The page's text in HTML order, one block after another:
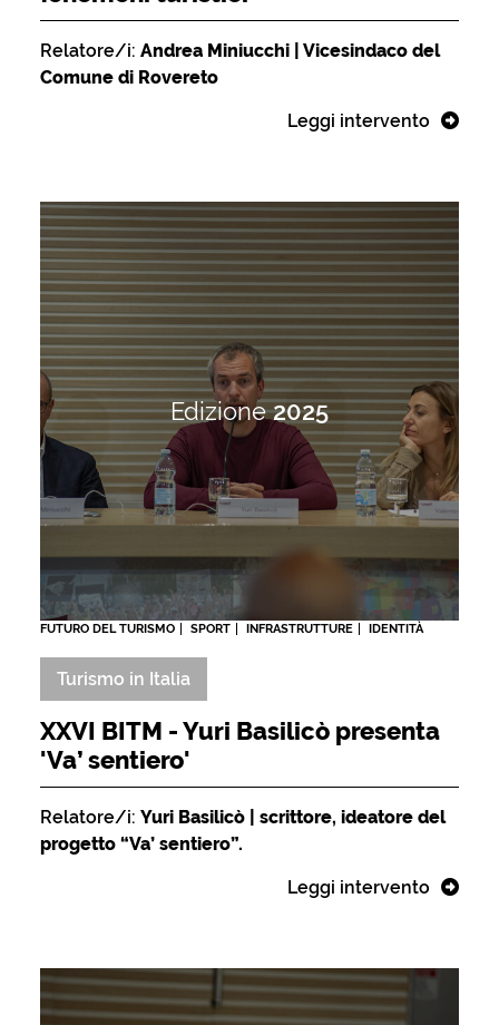
Relatore/i: Andrea Miniucchi | Vicesindaco del
Comune di Rovereto
Leggi intervento
Edizione2025
FUTURO DEL TURISMO SPORT INFRASTRUTTURE IDENTITÀ
Turismo in Italia
XXVI BITM - Yuri Basilicò presenta
'Va’ sentiero'
Relatore/i: Yuri Basilicò | scrittore, ideatore del
progetto “Va’ sentiero”.
Leggi intervento